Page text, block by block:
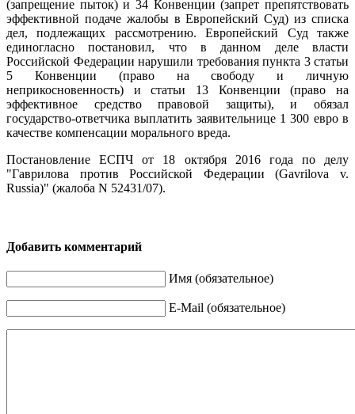
(запрещение пыток) и 34 Конвенции (запрет препятствовать
эффективной подаче жалобы в Европейский Суд) из списка
дел, подлежащих рассмотрению. Европейский Суд также
единогласно постановил, что в данном деле власти
Российской Федерации нарушили требования пункта 3 статьи
5 Конвенции (право на свободу и личную
неприкосновенность) и статьи 13 Конвенции (право на
эффективное средство правовой защиты), и обязал
государство-ответчика выплатить заявительнице 1 300 евро в
качестве компенсации морального вреда.
Постановление ЕСПЧ от 18 октября 2016 года по делу
"Гаврилова против Российской Федерации (Gavrilova v.
Russia)" (жалоба N 52431/07).
Добавить комментарий
Имя (обязательное)
E-Mail (обязательное)